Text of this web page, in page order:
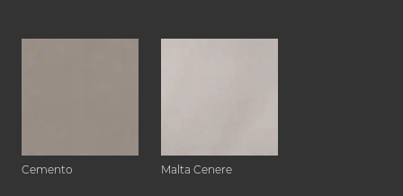
Cemento Malta Cenere